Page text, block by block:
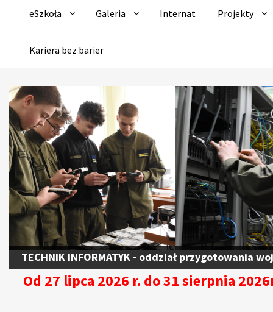
eSzkoła Galeria Internat Projekty
Kariera bez barier
TECHNIK INFORMATYK - oddział przygotowania
Od 27 lipca 2026 r. do 31 sierpnia